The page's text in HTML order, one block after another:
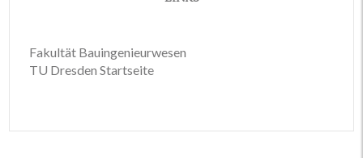
Fakultät Bauingenieurwesen
TU Dresden Startseite